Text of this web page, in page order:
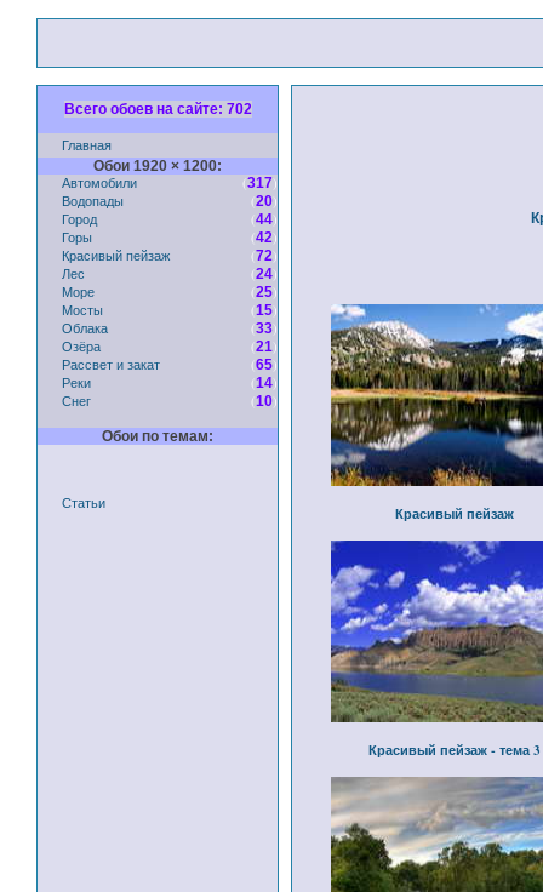
Всего обоев на сайте: 702
Главная
Обои 1920 × 1200:
Автомобили (317)
Водопады
(20)
Город
(44)
Горы
(42)
Красивый пейзаж
(72)
Лес
(24)
Море
(25)
Мосты
(15)
Облака
(33)
Озёра
(21)
Рассвет и закат
(65)
Реки
(14)
Снег
(10)
Обои по темам:
Статьи
Красивый пейзаж
Красивый пейзаж - тема 3